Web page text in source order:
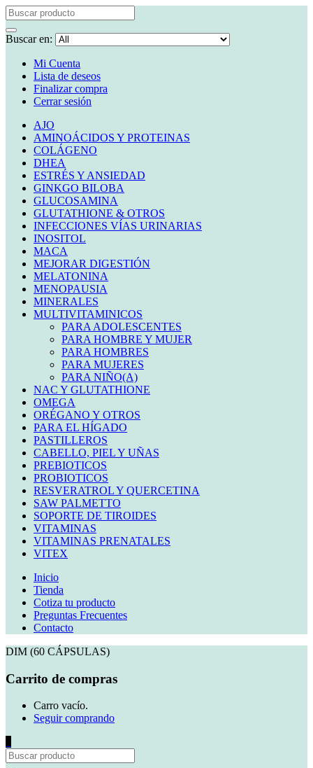
Buscar en:
Mi Cuenta
Lista de deseos
Finalizar compra
Cerrar sesión
AJO
AMINOÁCIDOS Y PROTEINAS
COLÁGENO
DHEA
ESTRÉS Y ANSIEDAD
GINKGO BILOBA
GLUCOSAMINA
GLUTATHIONE & OTROS
INFECCIONES VÍAS URINARIAS
INOSITOL
MACA
MEJORAR DIGESTIÓN
MELATONINA
MENOPAUSIA
MINERALES
MULTIVITAMINICOS
PARA ADOLESCENTES
PARA HOMBRE Y MUJER
PARA HOMBRES
PARA MUJERES
PARA NIÑO(A)
NAC Y GLUTATHIONE
OMEGA
ORÉGANO Y OTROS
PARA EL HÍGADO
PASTILLEROS
CABELLO, PIEL Y UÑAS
PREBIOTICOS
PROBIOTICOS
RESVERATROL Y QUERCETINA
SAW PALMETTO
SOPORTE DE TIROIDES
VITAMINAS
VITAMINAS PRENATALES
VITEX
Inicio
Tienda
Cotiza tu producto
Preguntas Frecuentes
Contacto
DIM (60 CÁPSULAS)
Carrito de compras
Carro vacío.
Seguir comprando